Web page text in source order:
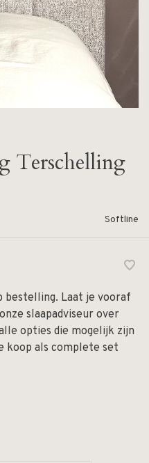
Terschelling
Softline
bestelling. Laat je vooraf
slaapadviseur over
opties die mogelijk zijn
koop als complete set